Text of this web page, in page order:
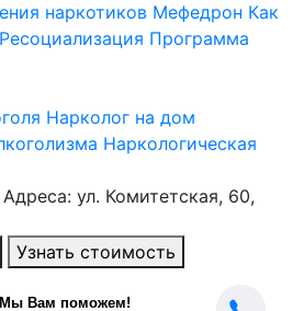
наркотиков Мефедрон Как
Ресоциализация Программа
Нарколог на дом
Наркологическая
Адреса: ул. Комитетская, 60,
Узнать стоимость